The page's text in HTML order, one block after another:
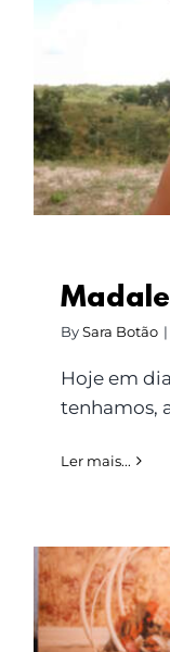
BySara Botão |
Hoje em
tenhamos,
Ler mais...